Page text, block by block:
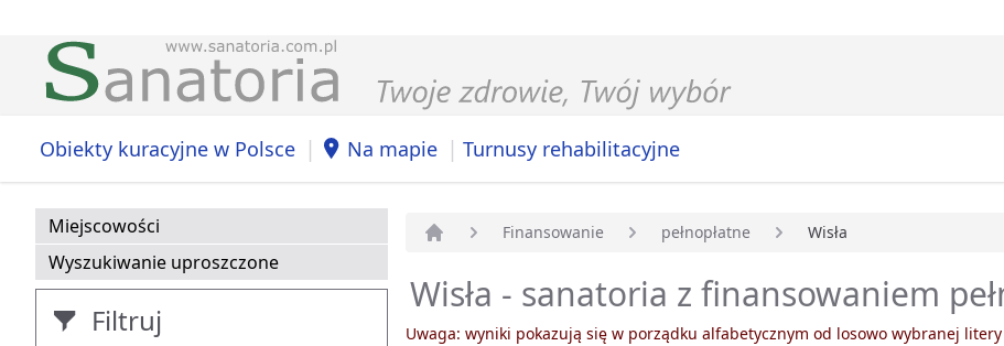
Obiekty kuracyjne w Polsce | Na mapie | Turnusy rehabilitacyjne
Miejscowości
Wyszukiwanie uproszczone
Filtruj
Finansowanie pełnopłatne Wisła
Wisła - sanatoria z finansowaniem
Uwaga: wyniki pokazują się w porządku alfabetycznym od losowo wybranej litery